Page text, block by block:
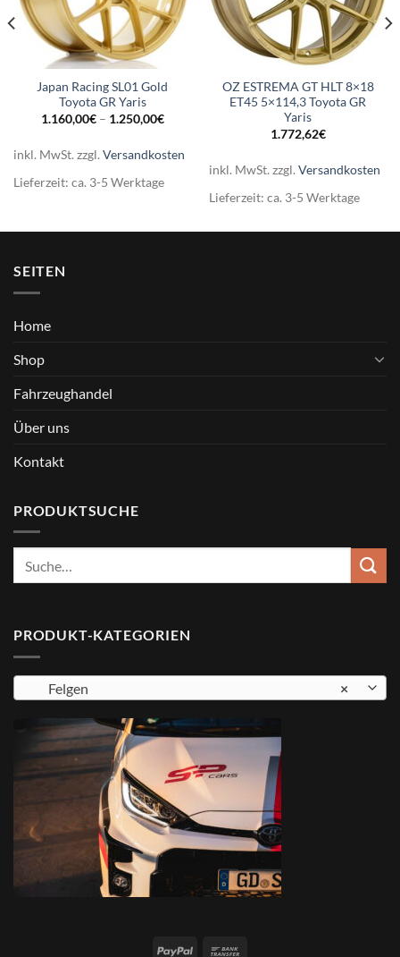
Japan Racing SL01 Gold
Toyota GR Yaris
1.160,00€– 1.250,00€
inkl. MwSt. zzgl. Versandkosten
Lieferzeit: ca. 3-5 Werktage
OZ ESTREMA GT HLT 8×18
ET45 5×114,3 Toyota GR
Yaris
1.772,62€
inkl. MwSt. zzgl. Versandkosten
Lieferzeit: ca. 3-5 Werktage
SEITEN
Home
Shop
Fahrzeughandel
Über uns
Kontakt
PRODUKTSUCHE
PRODUKT-KATEGORIEN
×
Felgen